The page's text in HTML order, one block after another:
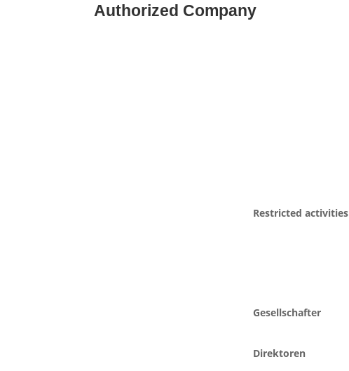
Authorized Company
Restricted activities
Gesellschafter
Direktoren